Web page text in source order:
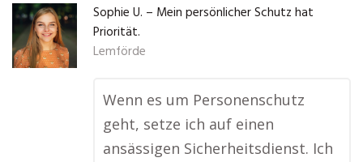
Sophie U. – Mein persönlicher Schutz hat
Priorität.
Lemförde
Wenn es um Personenschutz
geht, setze ich auf einen
ansässigen Sicherheitsdienst. Ich